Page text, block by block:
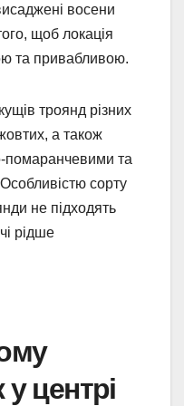
восени
щоб локація
та привабливою.
троянд різних
а також
помаранчевими та
сорту
не підходять
рідше
центрі